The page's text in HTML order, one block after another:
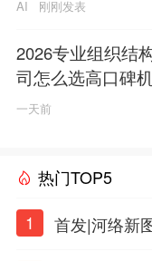
AI 刚刚发表
2026专业组织结
司怎么选高口碑
一天前
热门TOP5
1
首发|河络新